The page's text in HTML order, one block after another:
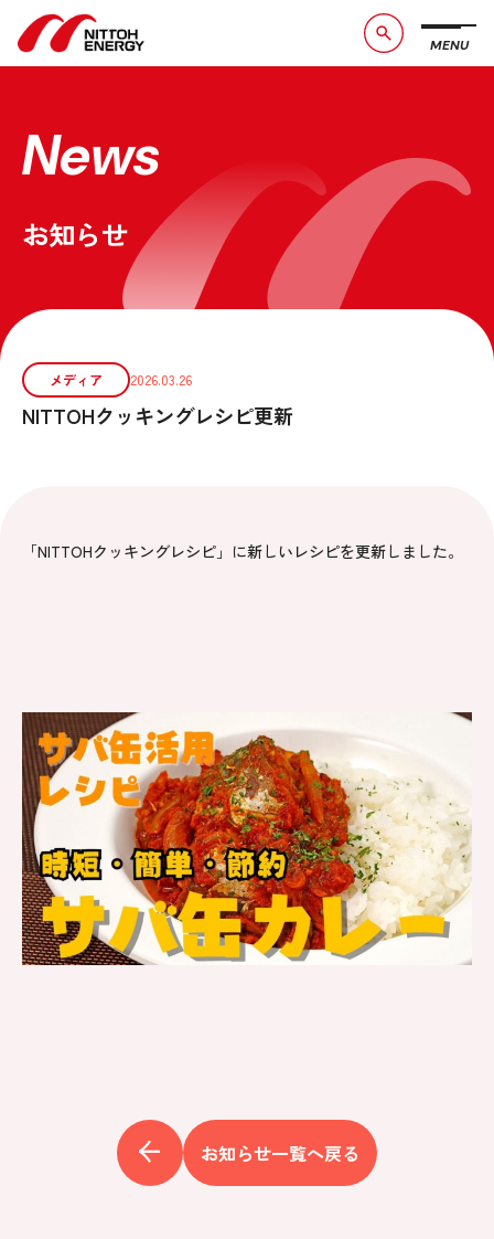
MENU
ブランドメッセージ
事業紹介
お問い合わせ
サービスサイト
News
お知らせ
メディア 2026.03.26
NITTOHクッキングレシピ更新
「NITTOHクッキングレシピ」に新しいレシピを更新しました。
お知らせ一覧へ戻る